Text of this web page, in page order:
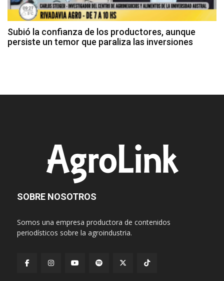
Subió la confianza de los productores, aunque
persiste un temor que paraliza las inversiones
SOBRE NOSOTROS
Somos una empresa productora de contenidos
periodísticos sobre la agroindustria.